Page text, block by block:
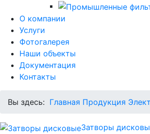
О компании
Услуги
Фотогалерея
Наши объекты
Документация
Контакты
Вы здесь: Главная Продукция
Затворы